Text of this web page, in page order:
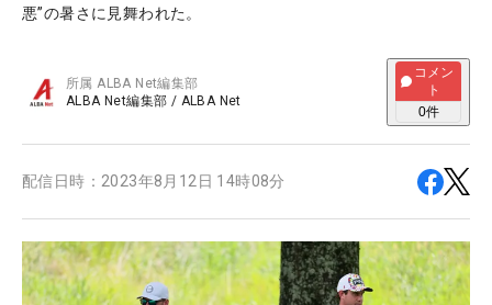
悪”の暑さに見舞われた。
所属ALBA Net編集部
ALBA Net編集部 / ALBA Net
コメン
ト
0件
配信日時： 2023年8月12日 14時08分